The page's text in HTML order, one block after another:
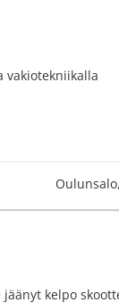
vakiotekniikalla
jäänyt kelpo